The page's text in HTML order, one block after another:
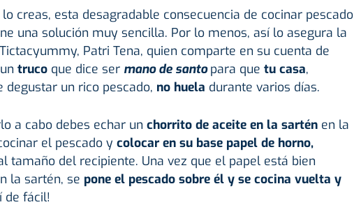
creas, esta desagradable consecuencia de cocinar pescado
una solución muy sencilla. Por lo menos, así lo asegura la
Patri Tena, quien comparte en su cuenta de
truco que dice ser mano de santopara que tu casa,
degustar un rico pescado, no huela durante varios días.
a cabo debes echar un chorrito de aceite en la sarténen la
el pescado y colocar en su base papel de horno,
tamaño del recipiente. Una vez que el papel está bien
la sartén, se pone el pescado sobre él y se cocina vuelta y
de fácil!